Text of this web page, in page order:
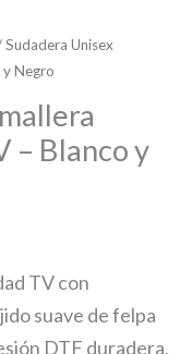
Sudadera Unisex
Negro
– Blanco y
TV con
suave de felpa
DTF duradera.